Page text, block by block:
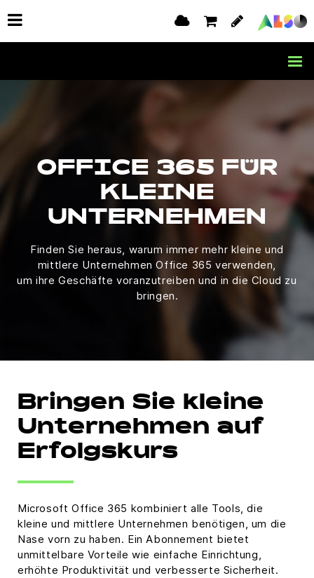
OFFICE 365 FÜR
KLEINE
UNTERNEHMEN
Finden Sie heraus, warum immer mehr kleine und
mittlere Unternehmen Office 365 verwenden,
um ihre Geschäfte voranzutreiben und in die Cloud zu
bringen.
Bringen Sie kleine
Unternehmen auf
Erfolgskurs
Microsoft Office 365 kombiniert alle Tools, die
kleine und mittlere Unternehmen benötigen, um die
Nase vorn zu haben. Ein Abonnement bietet
unmittelbare Vorteile wie einfache Einrichtung,
erhöhte Produktivität und verbesserte Sicherheit.